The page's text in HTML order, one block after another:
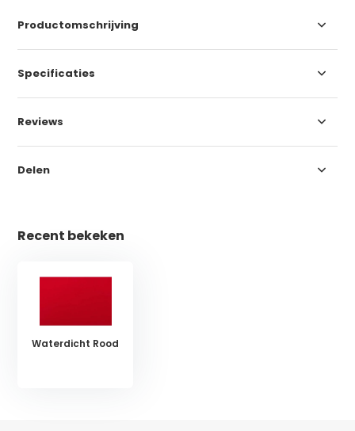
Productomschrijving
Specificaties
Reviews
Delen
Recent bekeken
Waterdicht Rood